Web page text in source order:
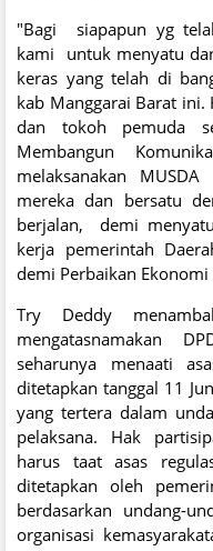
"Bagi siapapun yg
kami untuk menyatu
keras yang telah di
kab Manggarai Barat ini.
dan tokoh pemuda
Membangun
melaksanakan
mereka dan bersatu
berjalan, demi
kerja pemerintah
demi Perbaikan
Try Deddy
mengatasnamakan
seharunya menaati
ditetapkan tanggal 11
yang tertera dalam
pelaksana. Hak
harus taat asas
ditetapkan oleh
berdasarkan undang-
organisasi